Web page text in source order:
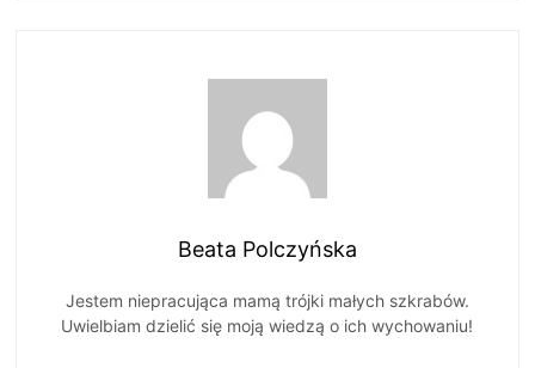
Beata Polczyńska
Jestem niepracująca mamą trójki małych szkrabów.
Uwielbiam dzielić się moją wiedzą o ich wychowaniu!